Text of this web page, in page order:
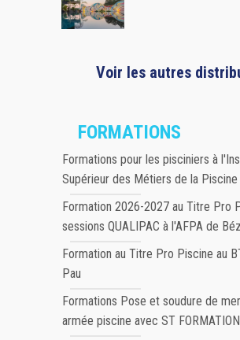
Voir les autres
FORMATIONS
Formations pour les pisciniers à
Supérieur des Métiers de la Piscine
Formation 2026-2027 au Titre Pro
sessions QUALIPAC à l'AFPA de
Formation au Titre Pro Piscine au
Pau
Formations Pose et soudure de
armée piscine avec ST FORMATION